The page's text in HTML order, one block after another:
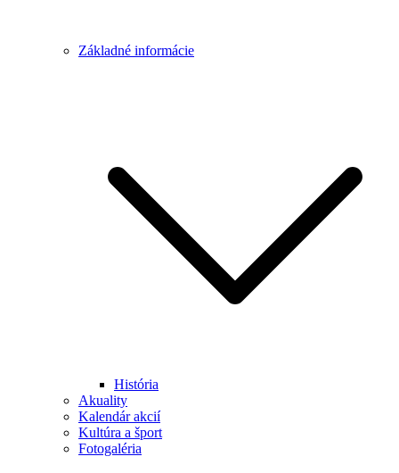
Základné informácie
História
Akuality
Kalendár akcií
Kultúra a šport
Fotogaléria